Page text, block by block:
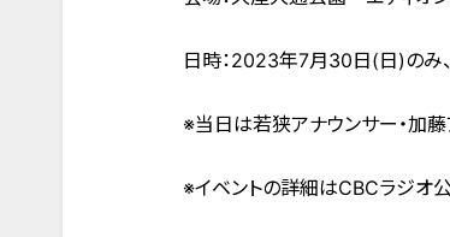
日時：2023年7月30日(日)のみ
※当日は若狭アナウンサー・加
※イベントの詳細はCBCラジオ